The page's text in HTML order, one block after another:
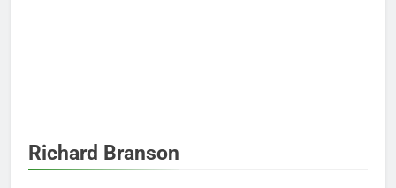
Richard Branson